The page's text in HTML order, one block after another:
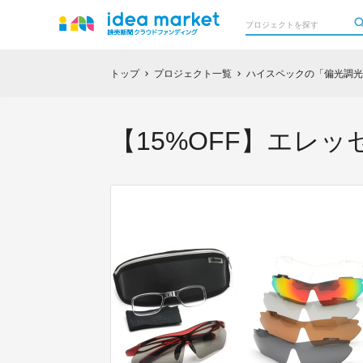
トップ chevron_right プロジェクト一覧 chevron_right ハイスペックの「偏光調
【15%OFF】エレ